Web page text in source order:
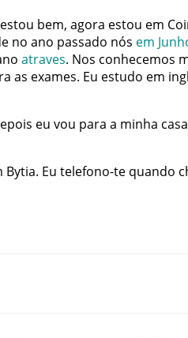
estou bem, agora estou em
no ano passado nós em
atraves. Nos conhecemos
as exames. Eu estudo em
eu vou para a minha casa
Bytia. Eu telefono-te quando